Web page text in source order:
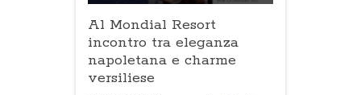
Al Mondial Resort
incontro tra eleganza
napoletana e charme
versiliese